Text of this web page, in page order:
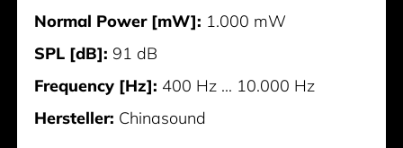
Normal Power [mW]: 1.000 mW
SPL [dB]: 91 dB
Frequency [Hz]: 400 Hz ... 10.000 Hz
Hersteller: Chinasound